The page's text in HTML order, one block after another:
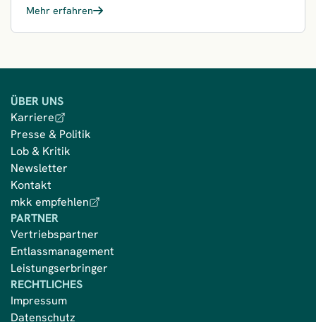
Mehr erfahren
ÜBER UNS
Karriere
Presse & Politik
Lob & Kritik
Newsletter
Kontakt
mkk empfehlen
PARTNER
Vertriebspartner
Entlassmanagement
Leistungserbringer
RECHTLICHES
Impressum
Datenschutz